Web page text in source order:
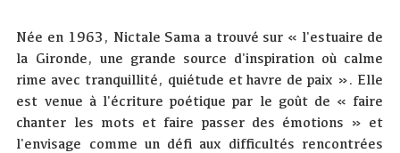
Née en 1963, Nictale Sama a trouvé sur « l'estuaire de
la Gironde, une grande source d'inspiration où calme
rime avec tranquillité, quiétude et havre de paix ». Elle
est venue à l'écriture poétique par le goût de « faire
chanter les mots et faire passer des émotions » et
l'envisage comme un défi aux difficultés rencontrées